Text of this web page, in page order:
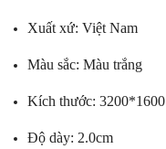
Xuất xứ: Việt Nam
Màu sắc: Màu trắng
Kích thước: 3200*1600
Độ dày: 2.0cm